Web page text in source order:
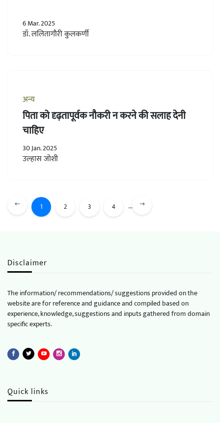
6 Mar. 2025
डॉ. ललितागौरी कुलकर्णी
अन्य
पिता को दृढ़तापूर्वक नौकरी न करने की सलाह देनी
चाहिए
30 Jan. 2025
उल्हास जोशी
1 2 3 4 ...
Disclaimer
The information/ recommendations/ suggestions provided on the
website are for reference and guidance and compiled based on
experience, knowledge, suggestions and inputs gathered from domain
specific experts.
Quick links